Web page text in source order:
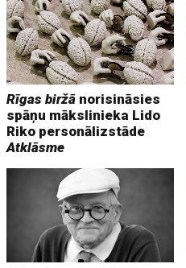
Rīgas biržā norisināsies
spāņu mākslinieka Lido
Riko personālizstāde
Atklāsme